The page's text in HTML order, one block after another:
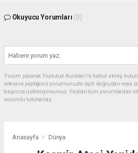
Okuyucu Yorumları (0)
Yorum yazarak Topluluk Kuralları’nı kabul etmiş
sitesine yaptığınız yorumunuzla ilgili doğrudan veya
başınıza üstleniyorsunuz. Yazılan tüm yorumlardan
sorumlu tutulamaz.
Anasayfa Dünya